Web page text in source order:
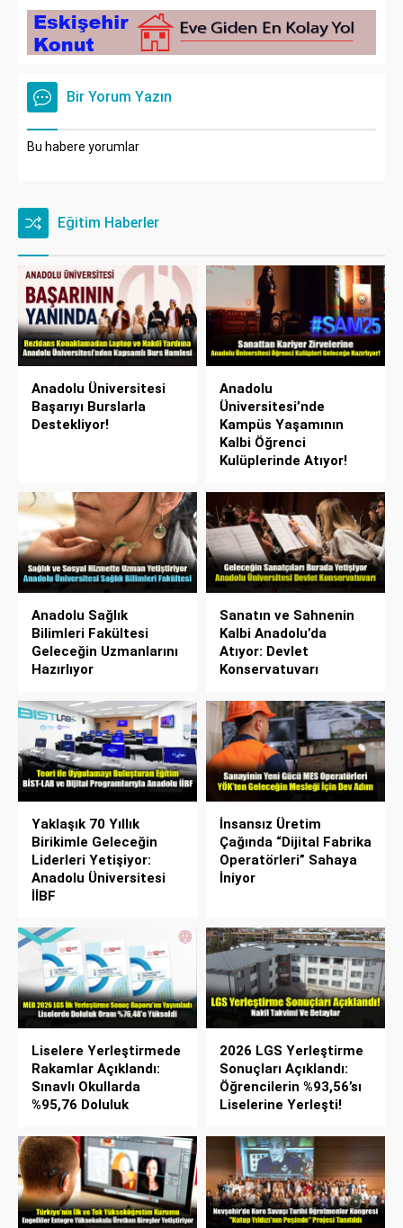
Bir Yorum Yazın
Bu habere yorumlar
Eğitim Haberler
Anadolu Üniversitesi
Başarıyı Burslarla
Destekliyor!
Anadolu
Üniversitesi’nde
Kampüs Yaşamının
Kalbi Öğrenci
Kulüplerinde Atıyor!
Anadolu Sağlık
Bilimleri Fakültesi
Geleceğin Uzmanlarını
Hazırlıyor
Sanatın ve Sahnenin
Kalbi Anadolu’da
Atıyor: Devlet
Konservatuvarı
Yaklaşık 70 Yıllık
Birikimle Geleceğin
Liderleri Yetişiyor:
Anadolu Üniversitesi
İİBF
İnsansız Üretim
Çağında “Dijital Fabrika
Operatörleri” Sahaya
İniyor
Liselere Yerleştirmede
Rakamlar Açıklandı:
Sınavlı Okullarda
%95,76 Doluluk
2026 LGS Yerleştirme
Sonuçları Açıklandı:
Öğrencilerin %93,56’sı
Liselerine Yerleşti!